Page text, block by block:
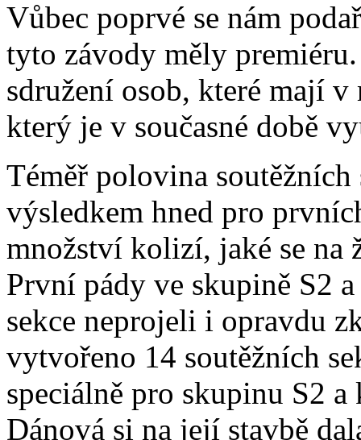
Vůbec poprvé se nám
tyto závody měly
sdružení osob, které mají
který je v současné době
Téměř polovina
výsledkem hned pro
množství kolizí, jaké se na
První pády ve skupině S2
sekce neprojeli i opravdu
vytvořeno 14 soutěžních
speciálně pro skupinu S2
Dánová si na její stavbě